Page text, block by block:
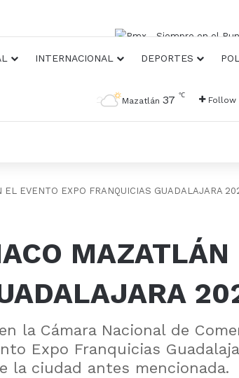
INTERNACIONAL DEPORTES
Mazatlán 37 ℃ Follow
EL EVENTO EXPO FRANQUICIAS GUADALAJARA
la Cámara Nacional de
Expo Franquicias
la ciudad antes mencionada.